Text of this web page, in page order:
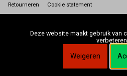
Retourneren Cookie statement
Deze website maakt gebruik van
Weigeren